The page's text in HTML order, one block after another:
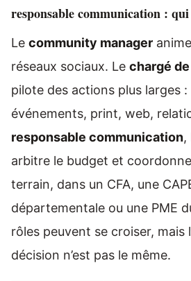
responsable communication :
Le community manager
réseaux sociaux. Le chargé
pilote des actions plus larges
événements, print, web,
responsable communication,
arbitre le budget et coordonne
terrain, dans un CFA, une
départementale ou une PME
rôles peuvent se croiser, mais
décision n’est pas le même.